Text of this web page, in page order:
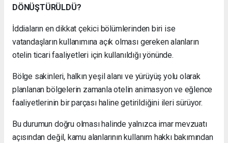
DÖNÜŞTÜRÜLDÜ?
İddiaların en dikkat çekici bölümlerinden biri ise
vatandaşların kullanımına açık olması gereken alanların
otelin ticari faaliyetleri için kullanıldığı yönünde.
Bölge sakinleri, halkın yeşil alanı ve yürüyüş yolu olarak
planlanan bölgelerin zamanla otelin animasyon ve eğlence
faaliyetlerinin bir parçası haline getirildiğini ileri sürüyor.
Bu durumun doğru olması halinde yalnızca imar mevzuatı
açısından değil, kamu alanlarının kullanım hakkı bakımından